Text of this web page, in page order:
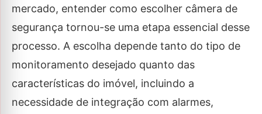
mercado, entender como escolher câmera de
segurança tornou-se uma etapa essencial desse
processo. A escolha depende tanto do tipo de
monitoramento desejado quanto das
características do imóvel, incluindo a
necessidade de integração com alarmes,